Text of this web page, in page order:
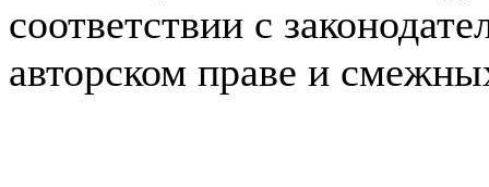
соответствии с
авторском праве и